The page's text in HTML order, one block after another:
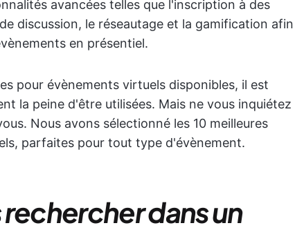
avancées telles que l'inscription à des
discussion, le réseautage et la gamification afin
en présentiel.
pour évènements virtuels disponibles, il est
la peine d'être utilisées. Mais ne vous inquiétez
Nous avons sélectionné les 10 meilleures
parfaites pour tout type d'évènement.
dans un